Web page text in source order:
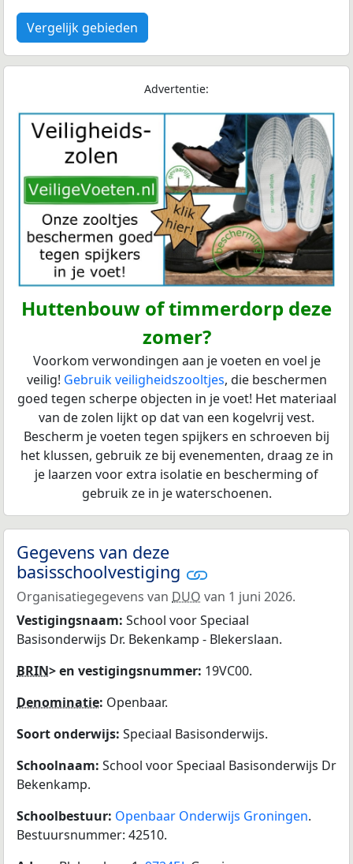
Vergelijk gebieden
Advertentie:
Huttenbouw of timmerdorp deze
zomer?
Voorkom verwondingen aan je voeten en voel je
veilig! Gebruik veiligheidszooltjes, die beschermen
goed tegen scherpe objecten in je voet! Het materiaal
van de zolen lijkt op dat van een kogelvrij vest.
Bescherm je voeten tegen spijkers en schroeven bij
het klussen, gebruik ze bij evenementen, draag ze in
je laarzen voor extra isolatie en bescherming of
gebruik ze in je waterschoenen.
Gegevens van deze
basisschoolvestiging
Organisatiegegevens van DUO van 1 juni 2026.
Vestigingsnaam: School voor Speciaal
Basisonderwijs Dr. Bekenkamp - Blekerslaan.
BRIN> en vestigingsnummer: 19VC00.
Denominatie: Openbaar.
Soort onderwijs: Speciaal Basisonderwijs.
Schoolnaam: School voor Speciaal Basisonderwijs Dr
Bekenkamp.
Schoolbestuur: Openbaar Onderwijs Groningen.
Bestuursnummer: 42510.